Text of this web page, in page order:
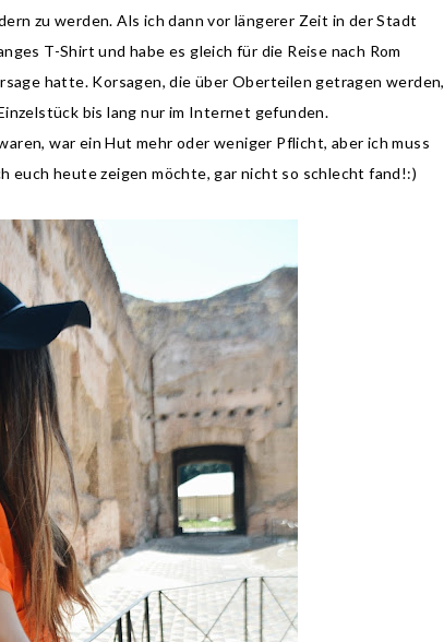
zu werden. Als ich dann vor längerer Zeit in der Stadt
T-Shirt und habe es gleich für die Reise nach Rom
hatte. Korsagen, die über Oberteilen getragen werden,
bis lang nur im Internet gefunden.
war ein Hut mehr oder weniger Pflicht, aber ich muss
euch heute zeigen möchte, gar nicht so schlecht fand!:)